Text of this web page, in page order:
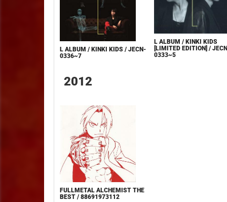
L ALBUM / KINKI KIDS / JECN-
0336~7
L ALBUM / KINKI KIDS
[LIMITED EDITION] /
0333~5
2012
FULLMETAL ALCHEMIST THE
BEST / 88691973112